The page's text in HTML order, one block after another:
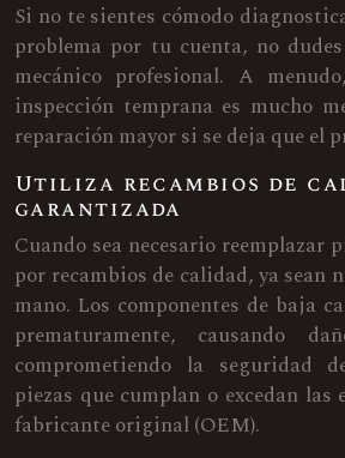
Si no te sientes cómodo
problema por tu cuenta, no
mecánico profesional. A
inspección temprana es mucho
reparación mayor si se deja que el
Utiliza recambios de
garantizada
Cuando sea necesario reemplazar
por recambios de calidad, ya sean
mano. Los componentes de baja
prematuramente, causando
comprometiendo la seguridad
piezas que cumplan o excedan las
fabricante original (OEM).